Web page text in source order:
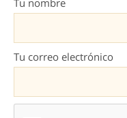
Tu nombre
Tu correo electrónico